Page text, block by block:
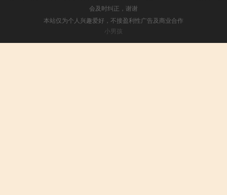
会及时纠正，谢谢
本站仅为个人兴趣爱好，不接盈利性广告及商业合作
小男孩